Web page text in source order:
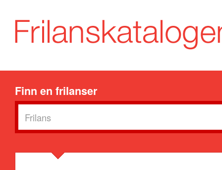
Finn en frilanser